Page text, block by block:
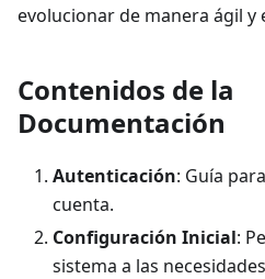
evolucionar de manera ágil y
Contenidos de la
Documentación
Autenticación: Guía
cuenta.
Configuración Inicial:
sistema a las